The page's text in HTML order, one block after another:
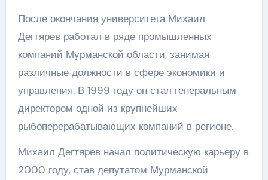
После окончания университета Михаил
Дегтярев работал в ряде промышленных
компаний Мурманской области, занимая
различные должности в сфере экономики и
управления. В 1999 году он стал генеральным
директором одной из крупнейших
рыбоперерабатывающих компаний в регионе.
Михаил Дегтярев начал политическую карьеру в
2000 году, став депутатом Мурманской